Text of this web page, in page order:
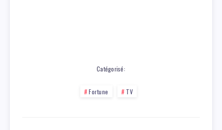
Catégorisé:
Fortune TV